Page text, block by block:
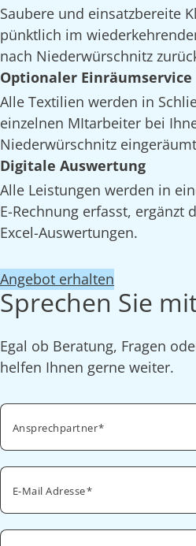
Saubere und einsatzbereite
pünktlich im
nach Niederwürschnitz
Optionaler Einräumservice
Alle Textilien werden in
einzelnen MItarbeiter bei
Niederwürschnitz
Digitale Auswertung
Alle Leistungen werden in
E-Rechnung erfasst, ergänzt
Excel-Auswertungen.
Angebot erhalten
Sprechen Sie
Egal ob Beratung, Fragen
helfen Ihnen gerne weiter.
Ansprechpartner
E-Mail Adresse